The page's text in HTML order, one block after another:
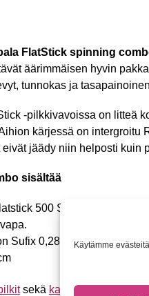
Käytämme
FlatStick spinning
äärimmäisen hyvin
tunnokas ja
-pilkkivavoissa on litteä
kärjessä on intergroitu
jäädy niin helposti kuin
sisältää
500 Spinning -avokela
Sufix 0,28 mm kirkas
sekä kaira ja suuntaa